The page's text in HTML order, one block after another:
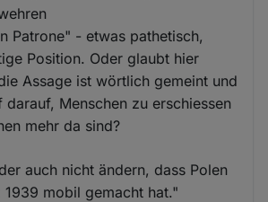
Patrone" - etwas pathetisch,
Position. Oder glaubt hier
Assage ist wörtlich gemeint und
darauf, Menschen zu erschiessen
mehr da sind?
auch nicht ändern, dass Polen
mobil gemacht hat."